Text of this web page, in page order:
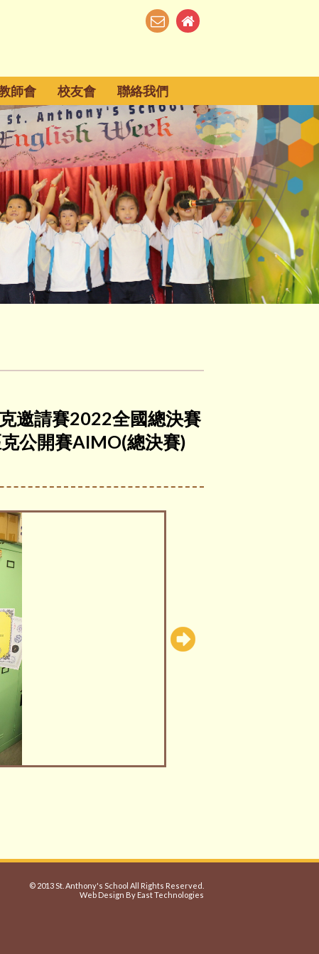
師會 校友會 聯絡我們
邀請賽2022全國總決賽
公開賽AIMO(總決賽)
© 2013 St. Anthony's School All Rights Reserved.
Web Design By East Technologies